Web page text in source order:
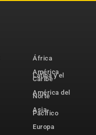
África
América
Latina y el
Caribe
América del
Norte
Asia-
Pacífico
Europa